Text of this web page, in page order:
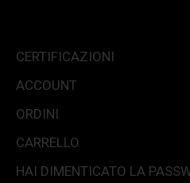
CERTIFICAZIONI
ACCOUNT
ORDINI
CARRELLO
HAI DIMENTICATO LA